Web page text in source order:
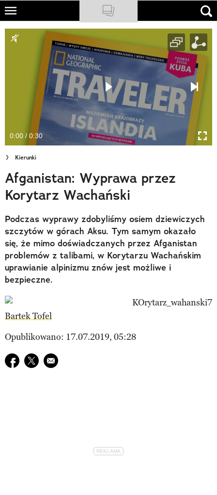
Skip
main
NATIONAL GEOGRAPHIC
TRAVELER
PODCASTY
Newsletter
Cuda Polski
Wielki Konkurs Fotograficzny
Trendbook Podróżniczy
Polecane
0:00 / 0:30
Kierunki
Afganistan: Wyprawa przez
Korytarz Wachański
Podczas wyprawy zdobyliśmy osiem dziewiczych
szczytów w górach Aksu. Tym samym okazało
się, że mimo doświadczanych przez Afganistan
problemów z talibami, w Korytarzu Wachańskim
uprawianie alpinizmu znów jest możliwe i
bezpieczne.
Bartek Tofel
Opublikowano: 17.07.2019, 05:28
Udostępnij na facebook
Udostępnij na twitter
E-mail do przyjaciela